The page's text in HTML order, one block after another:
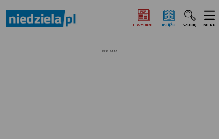
E‑WYDANIE KSIĄŻKI SZUKAJ MENU
REKLAMA